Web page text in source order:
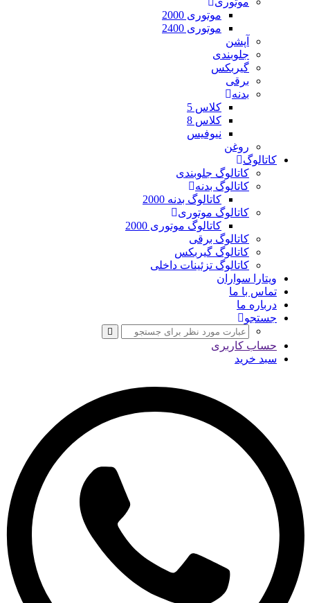
موتوری 2000
موتوری 2400
آپشن
جلوبندی
گیربکس
برقی
بدنه
کلاس 5
کلاس 8
نیوفیس
روغن
کاتالوگ
کاتالوگ جلوبندی
کاتالوگ بدنه
کاتالوگ بدنه 2000
کاتالوگ موتوری
کاتالوگ موتوری 2000
کاتالوگ برقی
کاتالوگ گیربکس
کاتالوگ تزئینات داخلی
ویتارا سواران
تماس با ما
درباره ما
جستجو
حساب کاربری
سبد خرید